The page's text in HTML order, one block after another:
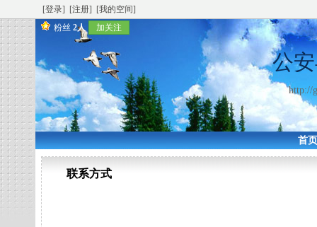
[登录] [注册]
[我的空间]
粉丝 2人 加关注
公
http://
首
联系方式